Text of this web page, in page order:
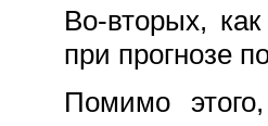
Во-вторых,
при прогнозе
Помимо